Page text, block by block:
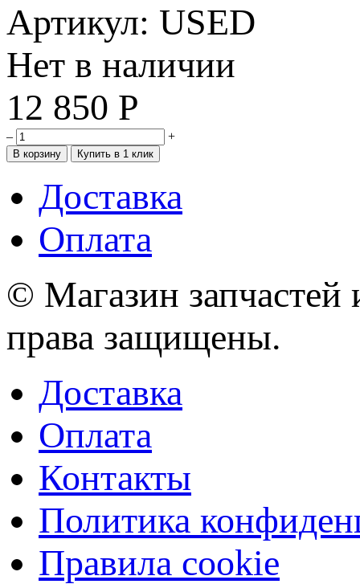
Артикул: USED
Нет в наличии
12 850 Р
– +
Доставка
Оплата
© Магазин
права защищены.
Доставка
Оплата
Контакты
Политика
Правила cookie